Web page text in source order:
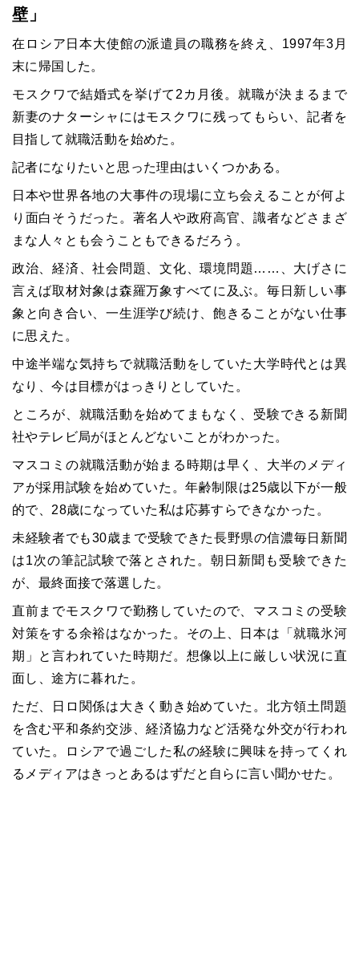
壁」
在ロシア日本大使館の派遣員の職務を終え、1997年3月
末に帰国した。
モスクワで結婚式を挙げて2カ月後。就職が決まるまで
新妻のナターシャにはモスクワに残ってもらい、記者を
目指して就職活動を始めた。
記者になりたいと思った理由はいくつかある。
日本や世界各地の大事件の現場に立ち会えることが何よ
り面白そうだった。著名人や政府高官、識者などさまざ
まな人々とも会うこともできるだろう。
政治、経済、社会問題、文化、環境問題……、大げさに
言えば取材対象は森羅万象すべてに及ぶ。毎日新しい事
象と向き合い、一生涯学び続け、飽きることがない仕事
に思えた。
中途半端な気持ちで就職活動をしていた大学時代とは異
なり、今は目標がはっきりとしていた。
ところが、就職活動を始めてまもなく、受験できる新聞
社やテレビ局がほとんどないことがわかった。
マスコミの就職活動が始まる時期は早く、大半のメディ
アが採用試験を始めていた。年齢制限は25歳以下が一般
的で、28歳になっていた私は応募すらできなかった。
未経験者でも30歳まで受験できた長野県の信濃毎日新聞
は1次の筆記試験で落とされた。朝日新聞も受験できた
が、最終面接で落選した。
直前までモスクワで勤務していたので、マスコミの受験
対策をする余裕はなかった。その上、日本は「就職氷河
期」と言われていた時期だ。想像以上に厳しい状況に直
面し、途方に暮れた。
ただ、日ロ関係は大きく動き始めていた。北方領土問題
を含む平和条約交渉、経済協力など活発な外交が行われ
ていた。ロシアで過ごした私の経験に興味を持ってくれ
るメディアはきっとあるはずだと自らに言い聞かせた。